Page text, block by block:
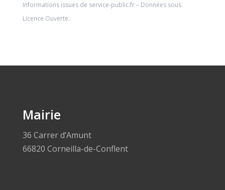
Informations issues de service-public.fr– Données sous
Licence Ouverte.
Mairie
36 Carrer d’Amunt
66820 Corneilla-de-Conflent